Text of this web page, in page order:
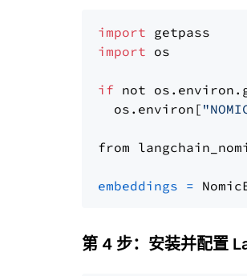
import
import os
if not
  os.environ[
from
embeddings =
第 4 步：安装并配置